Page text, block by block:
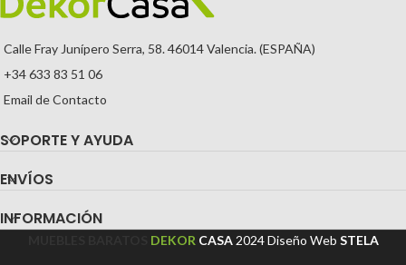
Calle Fray Junípero Serra, 58. 46014 Valencia. (ESPAÑA)
+34 633 83 51 06
Email de Contacto
SOPORTE Y AYUDA
ENVÍOS
INFORMACIÓN
DEKOR CASA 2024Diseño Web STELA